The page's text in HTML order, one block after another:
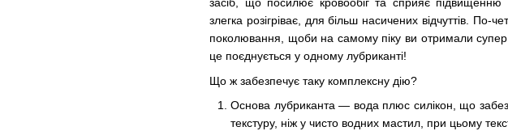
засіб, що посилює кровообіг та сприяє підвищенню
злегка розігріває, для більш насичених відчуттів.
поколювання, щоби на самому піку ви отримали
це поєднується у одному лубриканті!
Що ж забезпечує таку комплексну дію?
Основа лубриканта — вода плюс силікон, що
текстуру, ніж у чисто водних мастил, при цьому